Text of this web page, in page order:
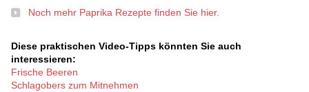
Noch mehr Paprika Rezepte finden Sie hier.
Diese praktischen Video-Tipps könnten Sie auch
interessieren:
Frische Beeren
Schlagobers zum Mitnehmen